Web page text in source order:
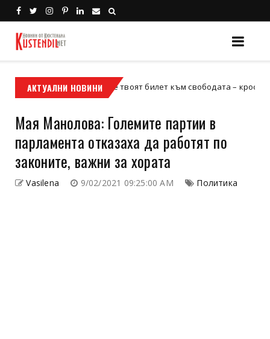
АКТУАЛНИ НОВИНИ
мотор Кой е твоят билет към свободата – кросовият мотор
Мая Манолова: Големите партии в
парламента отказаха да работят по
законите, важни за хората
Vasilena 9/02/2021 09:25:00 AM Политика